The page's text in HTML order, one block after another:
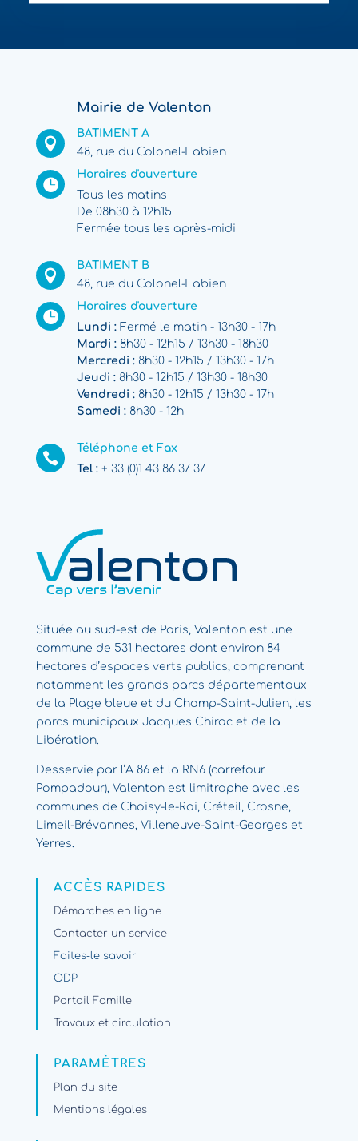
Mairie de Valenton

BATIMENT A
48, rue du Colonel-Fabien

Horaires d'ouverture
Tous les matins
De 08h30 à 12h15
Fermée tous les après-midi

BATIMENT B
48, rue du Colonel-Fabien

Horaires d'ouverture
Lundi :Fermé le matin - 13h30 - 17h
Mardi :8h30 - 12h15 / 13h30 - 18h30
Mercredi :8h30 - 12h15 / 13h30 - 17h
Jeudi :8h30 - 12h15 / 13h30 - 18h30
Vendredi :8h30 - 12h15 / 13h30 - 17h
Samedi :8h30 - 12h

Téléphone et Fax
Tel :+ 33 (0)1 43 86 37 37
Située au sud-est de Paris, Valenton est une
commune de 531 hectares dont environ 84
hectares d’espaces verts publics, comprenant
notamment les grands parcs départementaux
de la Plage bleue et du Champ-Saint-Julien, les
parcs municipaux Jacques Chirac et de la
Libération.
Desservie par l’A 86 et la RN6 (carrefour
Pompadour), Valenton est limitrophe avec les
communes de Choisy-le-Roi, Créteil, Crosne,
Limeil-Brévannes, Villeneuve-Saint-Georges et
Yerres.
ACCÈS RAPIDES
Démarches en ligne
Contacter un service
Faites-le savoir
ODP
Portail Famille
Travaux et circulation
PARAMÈTRES
Plan du site
Mentions légales